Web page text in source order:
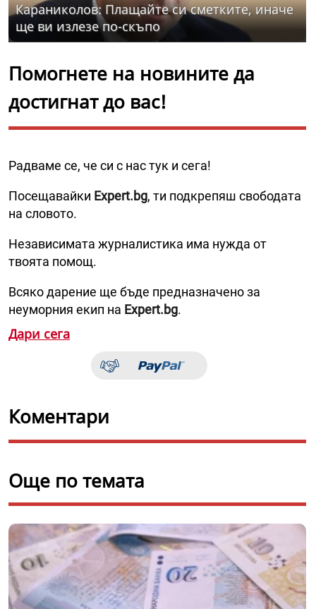
Караниколов: Плащайте си сметките, иначе
ще ви излезе по-скъпо
Помогнете на новините да
достигнат до вас!
Радваме се, че си с нас тук и сега!
Посещавайки Expert.bg, ти подкрепяш свободата
на словото.
Независимата журналистика има нужда от
твоята помощ.
Всяко дарение ще бъде предназначено за
неуморния екип на Expert.bg.
Дари сега
Коментари
Още по темата